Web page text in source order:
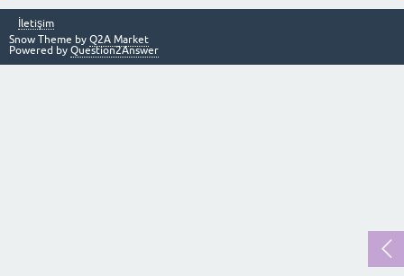
İletişim
Snow Theme by Q2A Market
Powered by Question2Answer